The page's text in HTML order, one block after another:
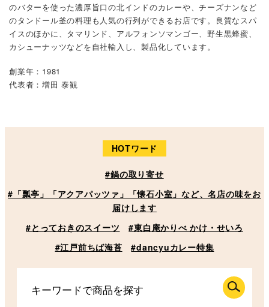
のバターを使った濃厚旨口の北インドのカレーや、チーズナンなど
のタンドール釜の料理も人気の行列ができるお店です。良質なスパ
イスのほかに、タマリンド、アルフォンソマンゴー、野生黒蜂蜜、
カシューナッツなどを自社輸入し、製品化しています。
創業年：1981
代表者：増田 泰観
HOTワード
#鍋の取り寄せ
#「瓢亭」「アクアパッツァ」「懐石小室」など、名店の味をお
届けします
#とっておきのスイーツ
#東白庵かりべ かけ・せいろ
#江戸前ちば海苔
#dancyuカレー特集